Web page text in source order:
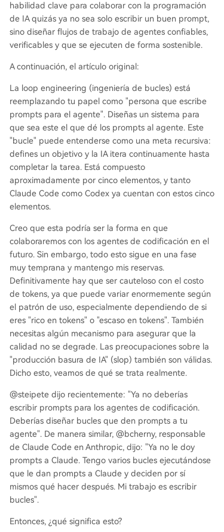
habilidad clave para colaborar con la programación
de IA quizás ya no sea solo escribir un buen prompt,
sino diseñar flujos de trabajo de agentes confiables,
verificables y que se ejecuten de forma sostenible.
A continuación, el artículo original:
La loop engineering (ingeniería de bucles) está
reemplazando tu papel como "persona que escribe
prompts para el agente". Diseñas un sistema para
que sea este el que dé los prompts al agente. Este
"bucle" puede entenderse como una meta recursiva:
defines un objetivo y la IA itera continuamente hasta
completar la tarea. Está compuesto
aproximadamente por cinco elementos, y tanto
Claude Code como Codex ya cuentan con estos cinco
elementos.
Creo que esta podría ser la forma en que
colaboraremos con los agentes de codificación en el
futuro. Sin embargo, todo esto sigue en una fase
muy temprana y mantengo mis reservas.
Definitivamente hay que ser cauteloso con el costo
de tokens, ya que puede variar enormemente según
el patrón de uso, especialmente dependiendo de si
eres "rico en tokens" o "escaso en tokens". También
necesitas algún mecanismo para asegurar que la
calidad no se degrade. Las preocupaciones sobre la
"producción basura de IA" (slop) también son válidas.
Dicho esto, veamos de qué se trata realmente.
@steipete dijo recientemente: "Ya no deberías
escribir prompts para los agentes de codificación.
Deberías diseñar bucles que den prompts a tu
agente". De manera similar, @bcherny, responsable
de Claude Code en Anthropic, dijo: "Ya no le doy
prompts a Claude. Tengo varios bucles ejecutándose
que le dan prompts a Claude y deciden por sí
mismos qué hacer después. Mi trabajo es escribir
bucles".
Entonces, ¿qué significa esto?